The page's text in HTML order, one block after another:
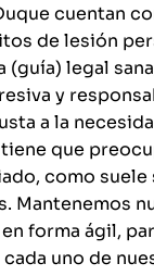
cuentan
de lesión
(guía) legal
y
a la
que
como suele
Mantenemos
forma ágil,
uno de